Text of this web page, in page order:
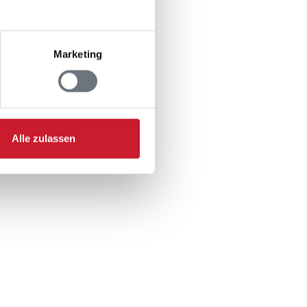
Marketing
Alle zulassen
m
m
m